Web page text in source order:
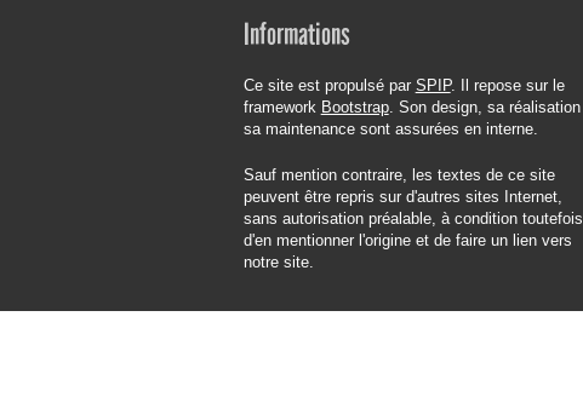
Informations
Ce site est propulsé par SPIP. Il repose sur le
framework Bootstrap. Son design, sa
sa maintenance sont assurées en interne.
Sauf mention contraire, les textes de ce site
peuvent être repris sur d'autres sites Internet,
sans autorisation préalable, à condition toutefois
d'en mentionner l'origine et de faire un lien vers
notre site.